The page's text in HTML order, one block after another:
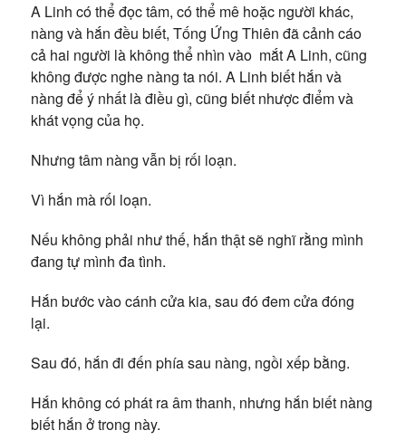
A Linh có thể đọc tâm, có thể mê hoặc người khác,
nàng và hắn đều biết, Tống Ứng Thiên đã cảnh cáo
cả hai người là không thể nhìn vào mắt A Linh, cũng
không được nghe nàng ta nói. A Linh biết hắn và
nàng để ý nhất là điều gì, cũng biết nhược điểm và
khát vọng của họ.
Nhưng tâm nàng vẫn bị rối loạn.
Vì hắn mà rối loạn.
Nếu không phải như thế, hắn thật sẽ nghĩ rằng mình
đang tự mình đa tình.
Hắn bước vào cánh cửa kia, sau đó đem cửa đóng
lại.
Sau đó, hắn đi đến phía sau nàng, ngồi xếp bằng.
Hắn không có phát ra âm thanh, nhưng hắn biết nàng
biết hắn ở trong này.